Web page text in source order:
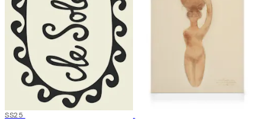
50%*
SS25